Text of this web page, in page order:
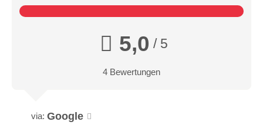
5,0 / 5
4 Bewertungen
via: Google